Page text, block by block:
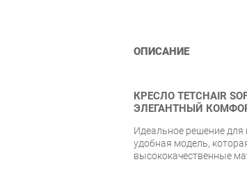
ОПИСАНИЕ
КРЕСЛО TETCHAIR
ЭЛЕГАНТНЫЙ
Идеальное решение для
удобная модель,
высококачественные